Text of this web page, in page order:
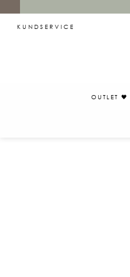
KUNDSERVICE
OUTLET 🖤